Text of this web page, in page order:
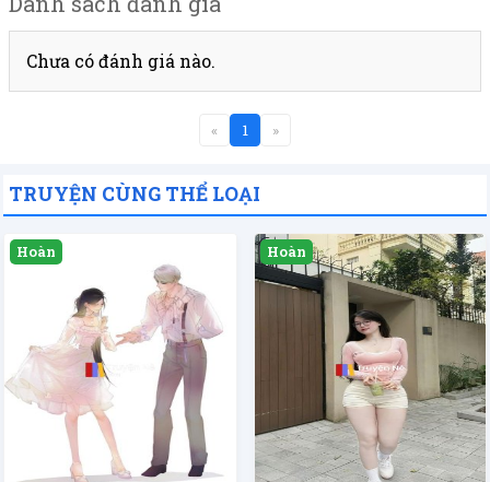
Chưa có đánh giá nào.
« 1 »
TRUYỆN CÙNG THỂ LOẠI